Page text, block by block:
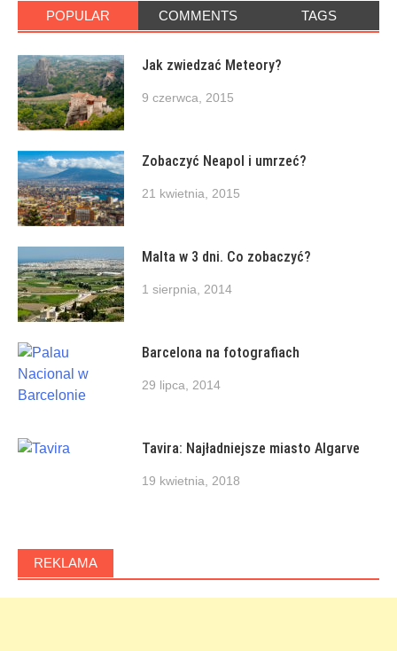
POPULAR COMMENTS TAGS
Jak zwiedzać Meteory?
9 czerwca, 2015
Zobaczyć Neapol i umrzeć?
21 kwietnia, 2015
Malta w 3 dni. Co zobaczyć?
1 sierpnia, 2014
Barcelona na fotografiach
29 lipca, 2014
Tavira: Najładniejsze miasto Algarve
19 kwietnia, 2018
REKLAMA